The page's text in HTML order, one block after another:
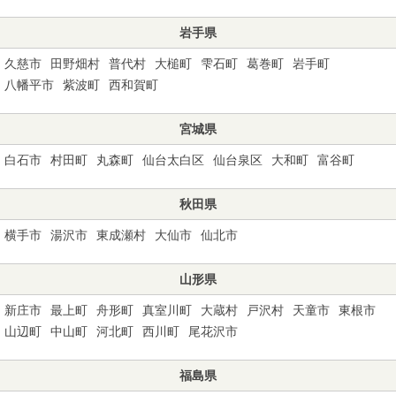
岩手県
久慈市 田野畑村 普代村 大槌町 雫石町 葛巻町
岩手町
八幡平市
紫波町 西和賀町
宮城県
白石市 村田町 丸森町 仙台太白区 仙台泉区 大和町 富谷町
秋田県
横手市 湯沢市 東成瀬村 大仙市 仙北市
山形県
新庄市 最上町 舟形町 真室川町 大蔵村 戸沢村 天童市
東根市
山辺町
中山町 河北町 西川町 尾花沢市
福島県